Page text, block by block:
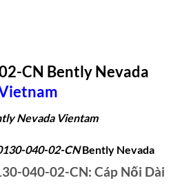
CN Bently Nevada
am
Nevada Vientam
040-02-CNBently Nevada
040-02-CN: Cáp Nối Dài